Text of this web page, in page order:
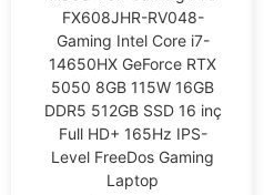
FX608JHR-RV048-
Gaming Intel Core i7-
14650HX GeForce RTX
5050 8GB 115W 16GB
DDR5 512GB SSD 16 inç
Full HD+ 165Hz IPS-
Level FreeDos Gaming
Laptop